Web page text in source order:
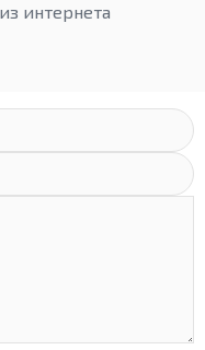
интернета